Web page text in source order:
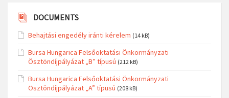
DOCUMENTS
Behajtási engedély iránti kérelem (14 kB)
Bursa Hungarica Felsőoktatási Önkormányzati
Ösztöndíjpályázat „B” típusú (212 kB)
Bursa Hungarica Felsőoktatási Önkormányzati
Ösztöndíjpályázat „A” típusú (208 kB)